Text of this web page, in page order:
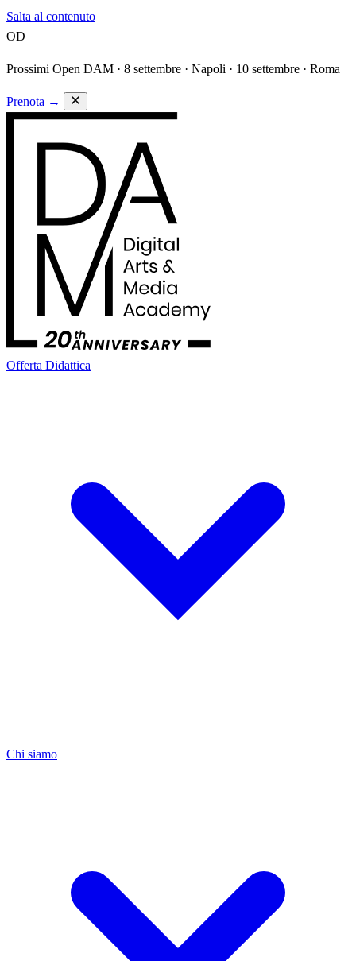
Salta al contenuto
OD
Prossimi Open DAM · 8 settembre · Napoli · 10 settembre · Roma
Prenota →
Offerta Didattica
Chi siamo